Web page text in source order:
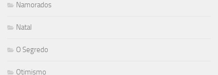
Namorados
Natal
O Segredo
Otimismo